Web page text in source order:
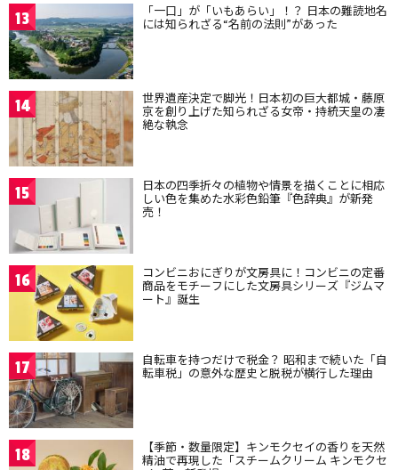
13 「一口」が「いもあらい」！？ 日本の難読地名
には知られざる“名前の法則”があった
14 世界遺産決定で脚光！日本初の巨大都城・藤原
京を創り上げた知られざる女帝・持統天皇の凄
絶な執念
15 日本の四季折々の植物や情景を描くことに相応
しい色を集めた水彩色鉛筆『色辞典』が新発
売！
16 コンビニおにぎりが文房具に！コンビニの定番
商品をモチーフにした文房具シリーズ『ジムマ
ート』誕生
17 自転車を持つだけで税金？ 昭和まで続いた「自
転車税」の意外な歴史と脱税が横行した理由
18 【季節・数量限定】キンモクセイの香りを天然
精油で再現した「スチームクリーム キンモクセ